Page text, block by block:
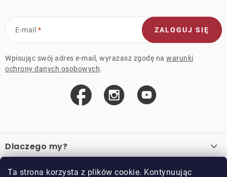
Ta strona korzysta z plików cookie. Kontynuując
E-mail
Wpisując swój adres e-mail, wyrażasz zgodę na warunki
ochrony danych osobowych.
ZALOGUJ SIĘ
t
o
p
Dlaczego my?
Ważne linki